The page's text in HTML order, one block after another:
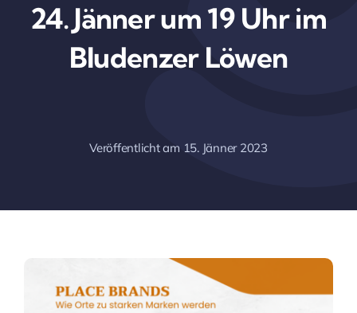
Blog
24. Jänner um 19 Uhr im
Bludenzer Löwen
Veröffentlicht am 15. Jänner 2023